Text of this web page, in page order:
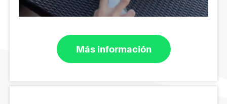
Más información